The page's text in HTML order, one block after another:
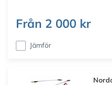
Från 2 000 kr
Jämför